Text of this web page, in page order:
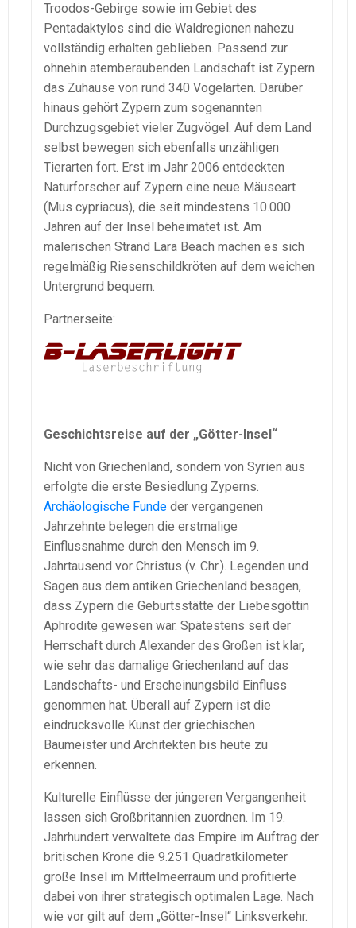
Troodos-Gebirge sowie im Gebiet des
Pentadaktylos sind die Waldregionen nahezu
vollständig erhalten geblieben. Passend zur
ohnehin atemberaubenden Landschaft ist Zypern
das Zuhause von rund 340 Vogelarten. Darüber
hinaus gehört Zypern zum sogenannten
Durchzugsgebiet vieler Zugvögel. Auf dem Land
selbst bewegen sich ebenfalls unzähligen
Tierarten fort. Erst im Jahr 2006 entdeckten
Naturforscher auf Zypern eine neue Mäuseart
(Mus cypriacus), die seit mindestens 10.000
Jahren auf der Insel beheimatet ist. Am
malerischen Strand Lara Beach machen es sich
regelmäßig Riesenschildkröten auf dem weichen
Untergrund bequem.
Partnerseite:
Geschichtsreise auf der „Götter-Insel“
Nicht von Griechenland, sondern von Syrien aus
erfolgte die erste Besiedlung Zyperns.
Archäologische Funde der vergangenen
Jahrzehnte belegen die erstmalige
Einflussnahme durch den Mensch im 9.
Jahrtausend vor Christus (v. Chr.). Legenden und
Sagen aus dem antiken Griechenland besagen,
dass Zypern die Geburtsstätte der Liebesgöttin
Aphrodite gewesen war. Spätestens seit der
Herrschaft durch Alexander des Großen ist klar,
wie sehr das damalige Griechenland auf das
Landschafts- und Erscheinungsbild Einfluss
genommen hat. Überall auf Zypern ist die
eindrucksvolle Kunst der griechischen
Baumeister und Architekten bis heute zu
erkennen.
Kulturelle Einflüsse der jüngeren Vergangenheit
lassen sich Großbritannien zuordnen. Im 19.
Jahrhundert verwaltete das Empire im Auftrag der
britischen Krone die 9.251 Quadratkilometer
große Insel im Mittelmeerraum und profitierte
dabei von ihrer strategisch optimalen Lage. Nach
wie vor gilt auf dem „Götter-Insel“ Linksverkehr.